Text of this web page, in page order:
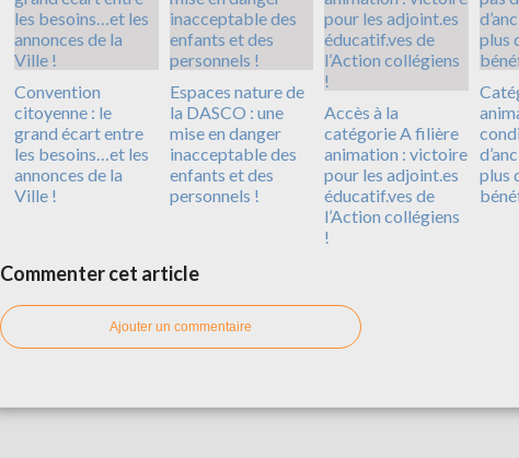
Convention
citoyenne : le
grand écart entre
les besoins…et les
annonces de la
Ville !
Espaces nature de
la DASCO : une
mise en danger
inacceptable des
enfants et des
personnels !
Accès à la
catégorie A filière
animation : victoire
pour les adjoint.es
éducatif.ves de
l’Action collégiens
!
plus
Commenter cet article
Ajouter un commentaire